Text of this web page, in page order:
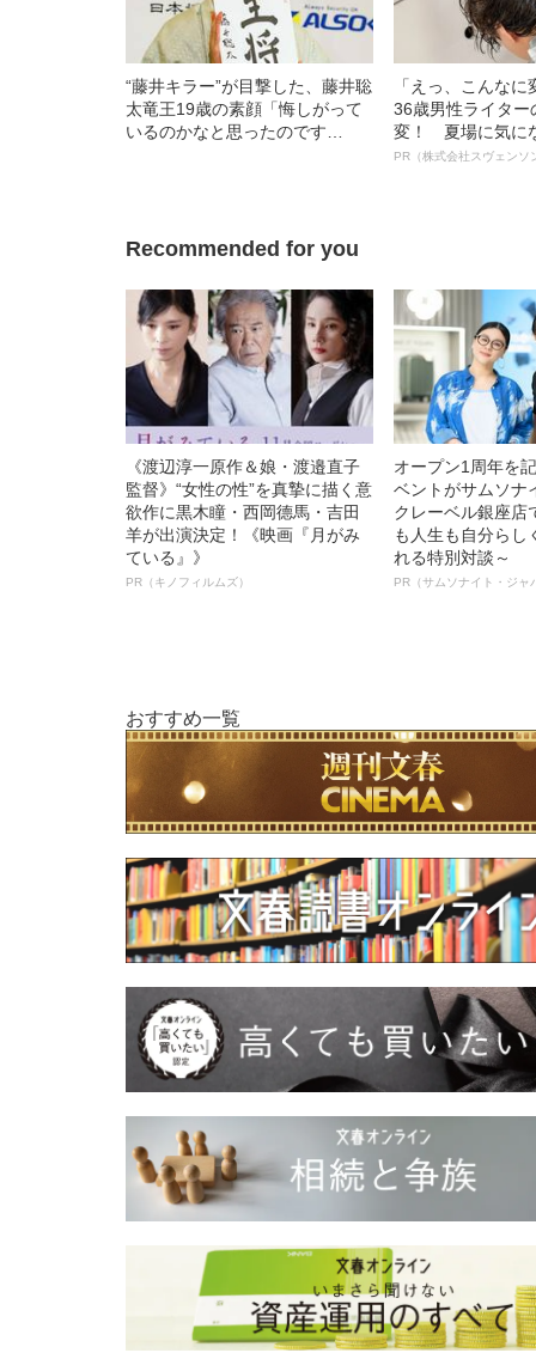
“藤井キラー”が目撃した、藤井聡
太竜王19歳の素顔「悔しがって
いるのかなと思ったのです
「えっ、こんな
36歳男性ライター
変！ 夏場に気に
オイ”や“ベタつき
PR（株式会社スヴェンソ
Recommended for you
《渡辺淳一原作＆娘・渡邉直子
監督》“女性の性”を真摯に描く意
欲作に黒木瞳・西岡德馬・吉田
羊が出演決定！《映画『月がみ
ている』》
PR（キノフィルムズ）
オープン1周年を
ベントがサムソナ
クレーベル銀座
も人生も自分らし
れる特別対談～
PR（サムソナイト・ジャ
おすすめ一覧